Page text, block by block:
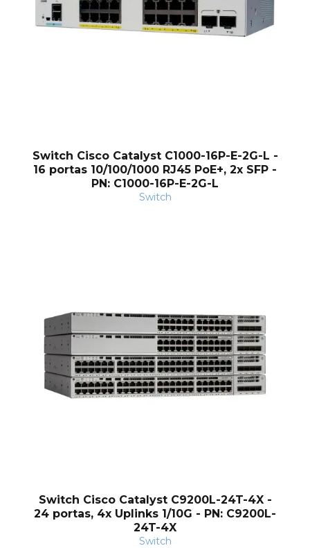
Switch Cisco Catalyst C1000-16P-E-2G-L -
16 portas 10/100/1000 RJ45 PoE+, 2x SFP -
PN: C1000-16P-E-2G-L
Switch
Switch Cisco Catalyst C9200L-24T-4X -
24 portas, 4x Uplinks 1/10G - PN: C9200L-
24T-4X
Switch